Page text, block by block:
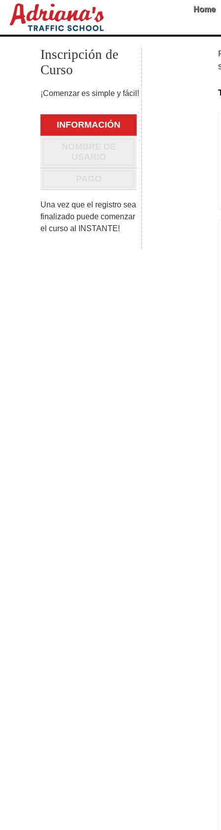
Home
Inscripción de
Curso
¡Comenzar es simple y fácil!
INFORMACIÓN
Una vez que el registro sea
finalizado puede comenzar
el curso al INSTANTE!